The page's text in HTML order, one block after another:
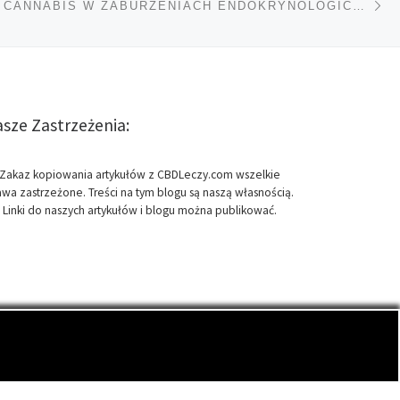
Zastrzeżenia:
kopiowania artykułów z CBDLeczy.com wszelkie
zastrzeżone. Treści na tym blogu są naszą własnością.
Linki do naszych artykułów i blogu można publikować.